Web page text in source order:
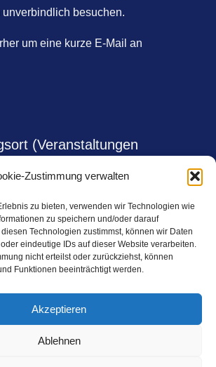
Zustimmung verwalten
zu bieten, verwenden wir Technologien wie
zu speichern und/oder darauf
Technologien zustimmst, können wir Daten
eindeutige IDs auf dieser Website verarbeiten.
nicht erteilst oder zurückziehst, können
Funktionen beeinträchtigt werden.
Akzeptieren
Ablehnen
besuchen.
um eine kurze E-Mail an
(Veranstaltungen
Kontakt